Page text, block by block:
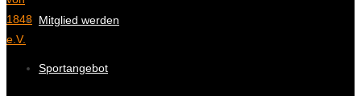
Mitglied werden
Sportangebot